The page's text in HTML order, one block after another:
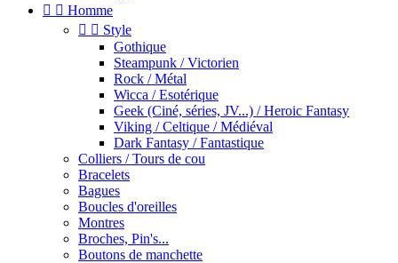
  Homme
  Style
Gothique
Steampunk / Victorien
Rock / Métal
Wicca / Esotérique
Geek (Ciné, séries, JV...) / Heroic Fantasy
Viking / Celtique / Médiéval
Dark Fantasy / Fantastique
Colliers / Tours de cou
Bracelets
Bagues
Boucles d'oreilles
Montres
Broches, Pin's...
Boutons de manchette